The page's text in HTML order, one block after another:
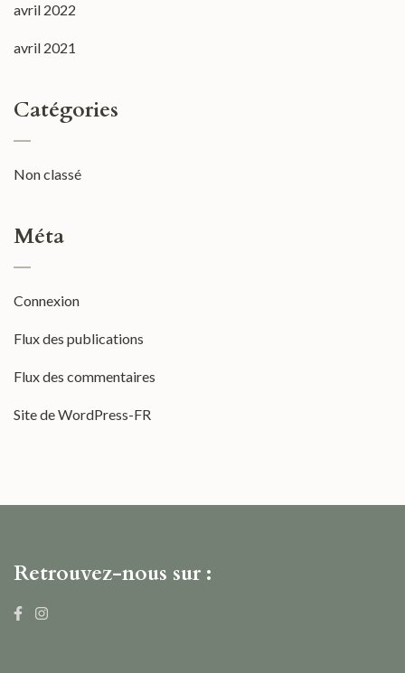
avril 2022
avril 2021
Catégories
Non classé
Méta
Connexion
Flux des publications
Flux des commentaires
Site de WordPress-FR
Retrouvez-nous sur :